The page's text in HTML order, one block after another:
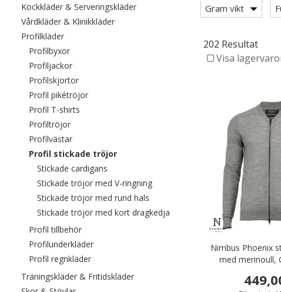
Kockkläder & ServeringskläderFiltrera efter category: Kockkläder &
Vårdkläder & KlinikkläderFiltrera efter category: Vårdkläder &
ProfilkläderFiltrera efter category: Profilkläder
ProfilbyxorFiltrera efter category: Profilbyxor
ProfiljackorFiltrera efter category: Profiljackor
ProfilskjortorFiltrera efter category: Profilskjortor
Profil pikétröjorFiltrera efter category: Profil pikétröjor
Profil T-shirts
ProfiltröjorFiltrera efter category: Profiltröjor
ProfilvästarFiltrera efter category: Profilvästar
Profil stickade tröjorValda För närvarande sorterad efter
Stickade cardigansFiltrera efter category: Stickade cardigans
Stickade tröjor med V-ringningFiltrera efter category: Stickade
Stickade tröjor med rund halsFiltrera efter category: Stickade
Stickade tröjor med kort dragkedjaFiltrera efter category:
Profil tillbehörFiltrera efter category: Profil tillbehör
ProfilunderkläderFiltrera efter category: Profilunderkläder
Profil regnkläderFiltrera efter category: Profil regnkläder
Träningskläder & FritidskläderFiltrera efter category: Träningskläder
Gram vikt
202 Resultat
Visa
Nimbus Phoenix
med merinoull,